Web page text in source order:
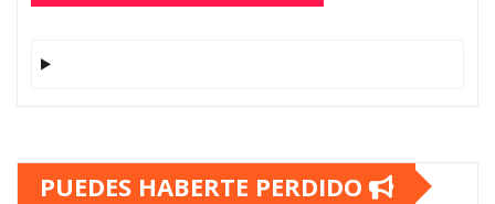
PUEDES HABERTE PERDIDO